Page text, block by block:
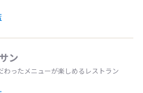
ン
わったメニューが楽しめるレストラン